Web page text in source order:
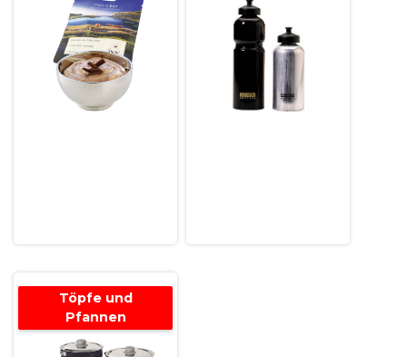
Töpfe und
Pfannen